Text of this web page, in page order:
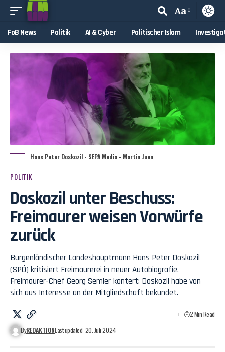
Aa
FoB News Politik AI & Cyber Politischer Islam
Hans Peter Doskozil - SEPA Media - Martin Juen
POLITIK
Doskozil unter Beschuss:
Freimaurer weisen Vorwürfe
zurück
Burgenländischer Landeshauptmann Hans Peter Doskozil
(SPÖ) kritisiert Freimaurerei in neuer Autobiografie.
Freimaurer-Chef Georg Semler kontert: Doskozil habe von
sich aus Interesse an der Mitgliedschaft bekundet.
ByREDAKTIONLast updated: 20. Juli 2024
2 Min Read